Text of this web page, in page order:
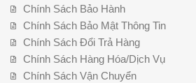
Chính Sách Bảo Hành
Chính Sách Bảo Mật Thông Tin
Chính Sách Đổi Trả Hàng
Chính Sách Hàng Hóa/Dịch Vụ
Chính Sách Vận Chuyển